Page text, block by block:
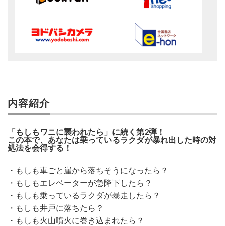
内容紹介
「もしもワニに襲われたら」に続く第2弾！
この本で、あなたは乗っているラクダが暴れ出した時の対
処法を会得する！
・もしも車ごと崖から落ちそうになったら？
・もしもエレベーターが急降下したら？
・もしも乗っているラクダが暴走したら？
・もしも井戸に落ちたら？
・もしも火山噴火に巻き込まれたら？